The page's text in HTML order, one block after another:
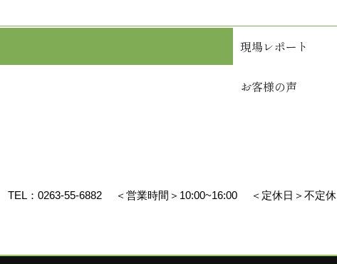
現場レポート
お客様の声
TEL： 0263-55-6882 ＜営業時間＞10:00~16:00 ＜定休日＞不定休